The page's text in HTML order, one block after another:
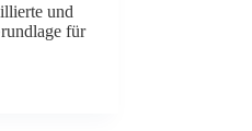
und
für